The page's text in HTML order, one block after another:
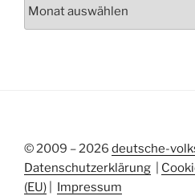
e
n
© 2009 – 2026 deutsche-
Datenschutzerklärung
(EU)
Impressum